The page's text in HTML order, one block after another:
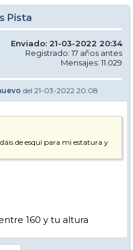
Pista
Enviado: 21-03-2022 20:34
Registrado: 17 años antes
Mensajes: 11.029
del 21-03-2022 20:08
de esquí para mi estatura y
160 y tu altura